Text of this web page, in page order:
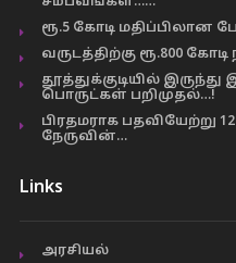
ரூ.5 கோடி மதிப்பிலான
வருடத்திற்கு ரூ.800
தூத்துக்குடியில்
பொருட்கள் பறிமுதல்…!
பிரதமராக பதவியேற்று
நேருவின்…
Links
அரசியல்